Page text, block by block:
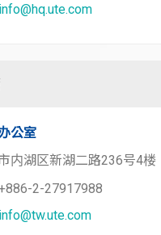
info@hq.ute.com
公室
内湖区新湖二路236号4楼
2-27917988
info@tw.ute.com